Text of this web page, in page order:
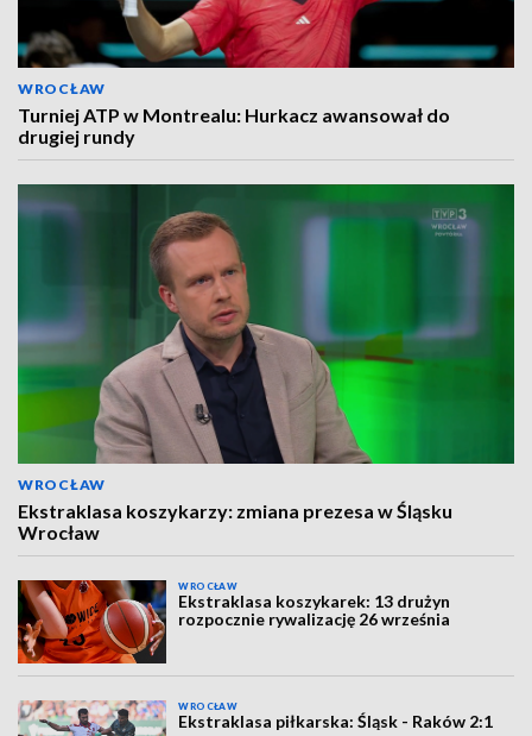
WROCŁAW
Turniej ATP w Montrealu: Hurkacz awansował do
drugiej rundy
WROCŁAW
Ekstraklasa koszykarzy: zmiana prezesa w Śląsku
Wrocław
WROCŁAW
Ekstraklasa koszykarek: 13 drużyn
rozpocznie rywalizację 26 września
WROCŁAW
Ekstraklasa piłkarska: Śląsk - Raków 2:1